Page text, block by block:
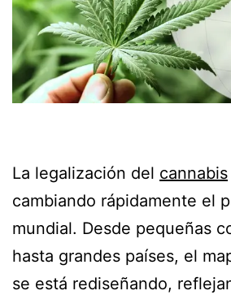
La legalización del cannabis
cambiando rápidamente el
mundial. Desde pequeñas
hasta grandes países, el
se está rediseñando,